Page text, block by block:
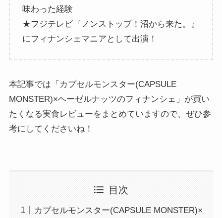
味わった経験
★フジテレビ『ノンストップ！沼から来た。』
にフィナンシェマニアとして出演！
本記事では「カプセルモンスター(CAPSULE
MONSTER)×ヘーゼルナッツのフィナンシェ」が買い
たくなる実食レビューをまとめていますので、ぜひ参
考にしてくださいね！
目次
カプセルモンスター(CAPSULE MONSTER)×